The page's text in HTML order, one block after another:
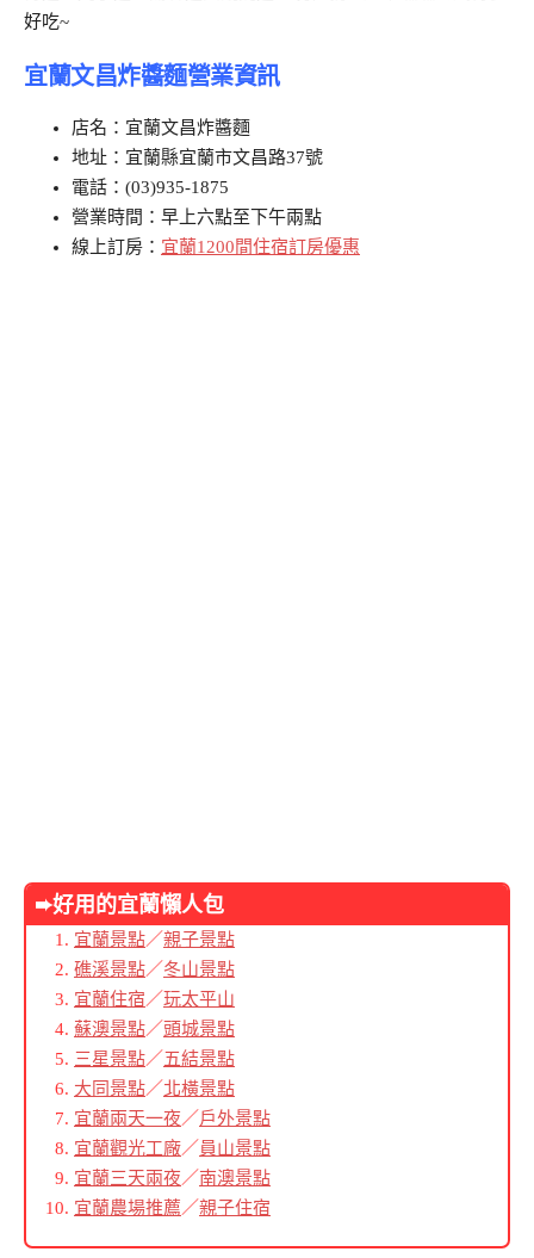
好吃~
宜蘭文昌炸醬麵營業資訊
店名：宜蘭文昌炸醬麵
地址：宜蘭縣宜蘭市文昌路37號
電話：(03)935-1875
營業時間：早上六點至下午兩點
線上訂房： 宜蘭1200間住宿訂房優惠
➨好用的宜蘭懶人包
宜蘭景點／親子景點
礁溪景點／冬山景點
宜蘭住宿／玩太平山
蘇澳景點／頭城景點
三星景點／五結景點
大同景點／北橫景點
宜蘭兩天一夜／ 戶外景點
宜蘭觀光工廠／ 員山景點
宜蘭三天兩夜／南澳景點
宜蘭農場推薦／親子住宿